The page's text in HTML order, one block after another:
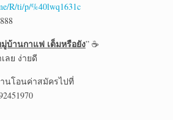
R/ti/p/%40lwq1631c
บ้านกาแฟ เต็มหรือยัง” ☕
ลย ง่ายดี
นโอนค่าสมัครไปที่